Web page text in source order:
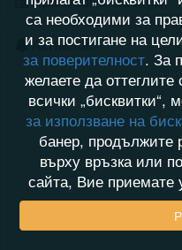
Активност
са необходими за
и за постигане на
за поверителност. За
желаете да
всички „бисквитки“,
за използване на
банер, продължите
върху връзка или
сайта, Вие приемате